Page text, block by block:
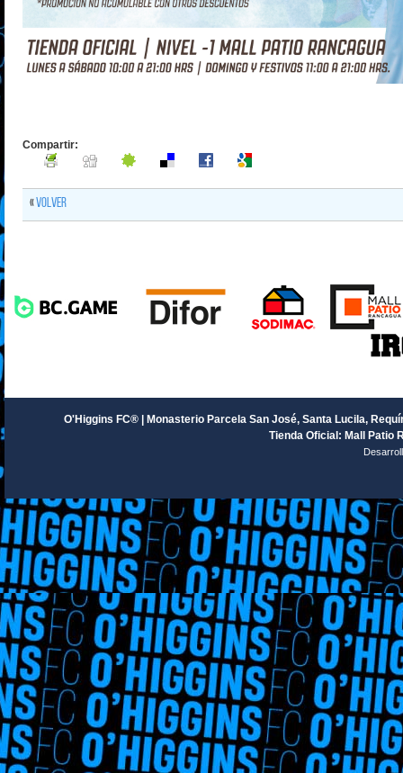
Compartir:
«Volver
O'Higgins FC® | Monasterio Parcela San José, Santa Lucila,
Tienda Oficial: Mall Patio